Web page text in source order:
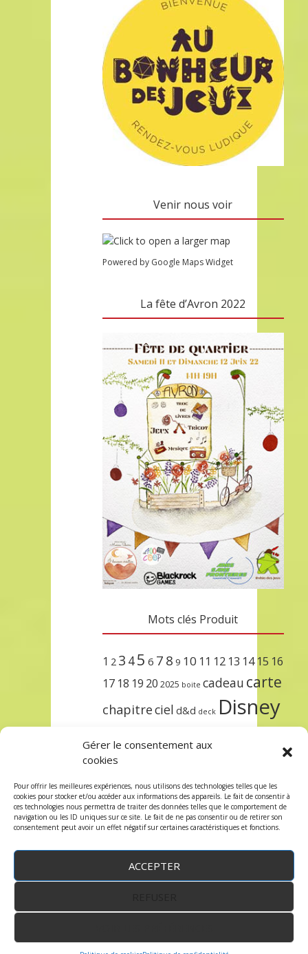
Gérer le consentement aux
cookies
Pour offrir les meilleures expériences, nous utilisons des technologies telles que les
cookies pour stocker et/ou accéder aux informations des appareils. Le fait de consentir à
ces technologies nous permettra de traiter des données telles que le comportement de
navigation ou les ID uniques sur ce site. Le fait de ne pas consentir ou de retirer son
consentement peut avoir un effet négatif sur certaines caractéristiques et fonctions.
ACCEPTER
Venir nous voir
Powered by Google Maps Widget
La fête d’Avron 2022
Mots clés Produit
1 2 3 45 6 7 8 9 10 11 12 13 14 15 16
17 18 19 20 2025 boite cadeau carte
chapitreciel d&d deck Disney
lorcana
protègeprécommandesetsleeve
terre trois unlockursula étincelant
Copyright © 2023 robindesjeux.com -Mentions